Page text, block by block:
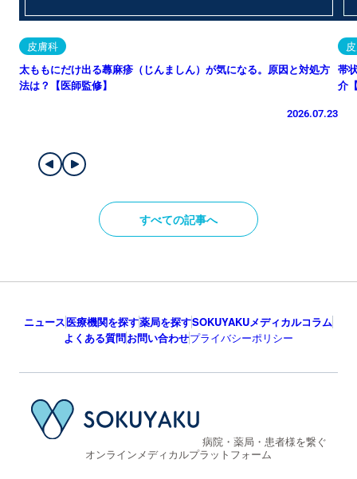
皮膚科
太ももにだけ出る蕁麻疹（じんましん）が気になる。原因と対処方
法は？【医師監修】
2026.07.23
帯
介
すべての記事へ
ニュース医療機関を探す薬局を探すSOKUYAKUメディカルコラム
よくある質問お問い合わせプライバシーポリシー
病院・薬局・患者様を繋ぐ
オンラインメディカルプラットフォーム